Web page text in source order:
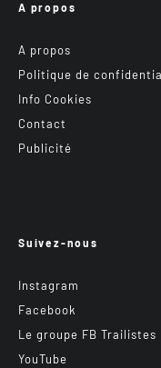
A propos
A propos
Politique de
Info Cookies
Contact
Publicité
Suivez-nous
Instagram
Facebook
Le groupe FB Trailistes
YouTube